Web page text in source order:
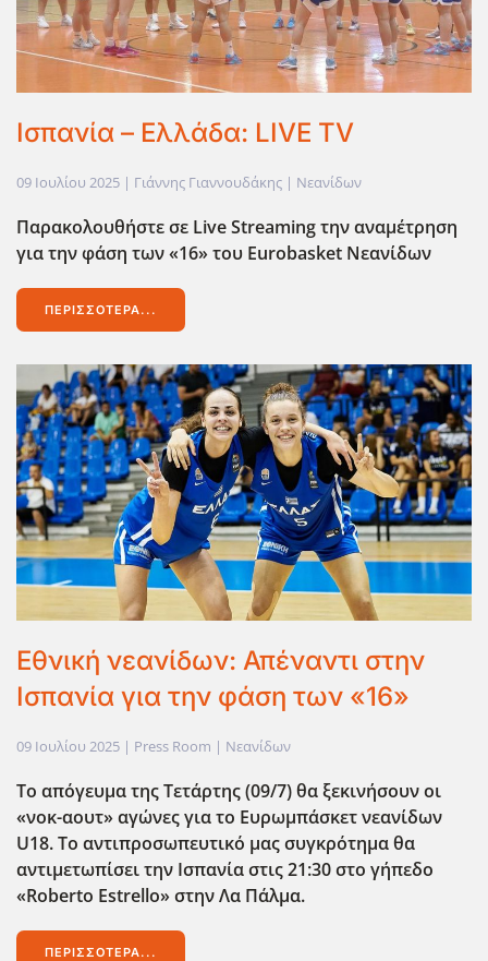
Ισπανία – Ελλάδα: LIVE TV
09 Ιουλίου 2025 | Γιάννης Γιαννουδάκης | Νεανίδων
Παρακολουθήστε σε LiveStreamingτην αναμέτρηση
για την φάση των «16» του Eurobasket Νεανίδων
ΠΕΡΙΣΣΌΤΕΡΑ...
Εθνική νεανίδων: Απέναντι στην
Ισπανία για την φάση των «16»
09 Ιουλίου 2025 | Press Room | Νεανίδων
Το απόγευμα της Τετάρτης (09/7) θα ξεκινήσουν οι
«νοκ-αουτ» αγώνες για το Ευρωμπάσκετ νεανίδων
U18. Το αντιπροσωπευτικό μας συγκρότημα θα
αντιμετωπίσει την Ισπανία στις 21:30 στο γήπεδο
«Roberto Estrello» στην Λα Πάλμα.
ΠΕΡΙΣΣΌΤΕΡΑ...